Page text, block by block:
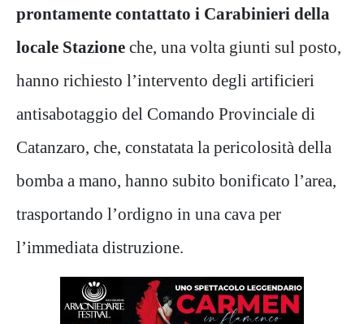
prontamente contattato i Carabinieri della
locale Stazione che, una volta giunti sul posto,
hanno richiesto l’intervento degli artificieri
antisabotaggio del Comando Provinciale di
Catanzaro, che, constatata la pericolosità della
bomba a mano, hanno subito bonificato l’area,
trasportando l’ordigno in una cava per
l’immediata distruzione.